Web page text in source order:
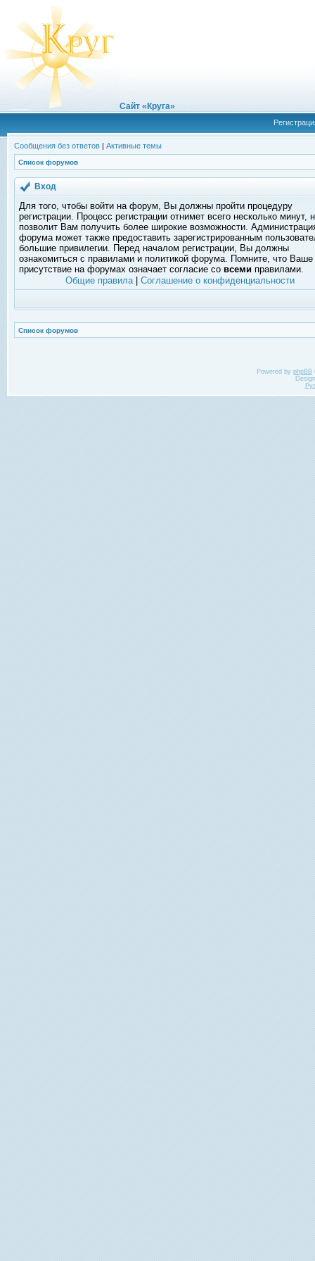
Сайт «Круга»
Сообщения без ответов | Активные темы
Список форумов
Вход
Для того, чтобы войти на форум, Вы должны пройти процедуру
регистрации. Процесс регистрации отнимет всего несколько минут,
позволит Вам получить более широкие возможности.
форума может также предоставить зарегистрированным
большие привилегии. Перед началом регистрации, Вы должны
ознакомиться с правилами и политикой форума. Помните, что Ваше
присутствие на форумах означает согласие со всеми правилами.
Общие правила| Соглашение о конфиденциальности
Список форумов
Powered by phpBB